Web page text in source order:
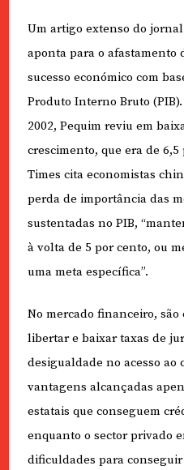
Um artigo extenso do
aponta para o afastamento
sucesso económico com
Produto Interno Bruto
2002, Pequim reviu em
crescimento, que era de
Times cita economistas
perda de importância das
sustentadas no PIB,
à volta de 5 por cento, ou
uma meta específica”.
No mercado financeiro,
libertar e baixar taxas de
desigualdade no acesso ao
vantagens alcançadas
estatais que conseguem
enquanto o sector privado
dificuldades para